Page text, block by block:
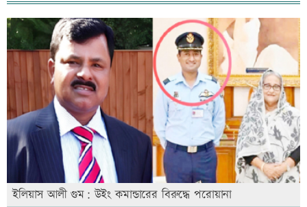
ইলিয়াস আলী গুম: উইং কমান্ডারের বিরুদ্ধে পরোয়ানা